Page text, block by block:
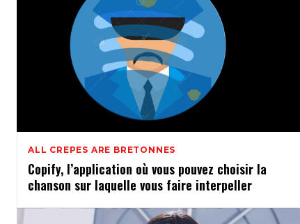
ALL CREPES ARE BRETONNES
Copify, l’application où vous pouvez choisir la
chanson sur laquelle vous faire interpeller